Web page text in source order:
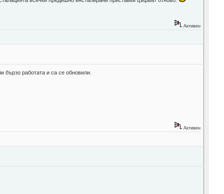
Активен
работата и са се обновили.
Активен